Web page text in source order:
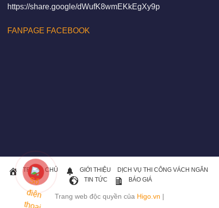
https://share.google/dWufK8wmEKkEgXy9p
FANPAGE FACEBOOK
TRANG CHỦ GIỚI THIỆU
DỊCH VỤ THI CÔNG VÁCH NGĂN
TIN TỨC
BÁO GIÁ
Trang web độc quyền của Higo.vn |